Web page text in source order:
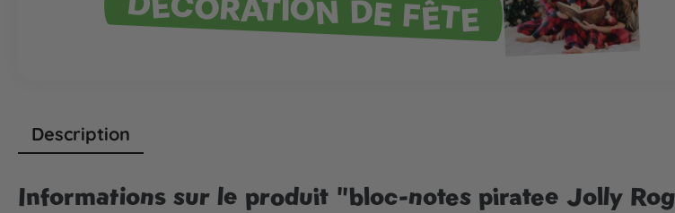
Description
Informations sur le produit "bloc-notes piratee Jolly